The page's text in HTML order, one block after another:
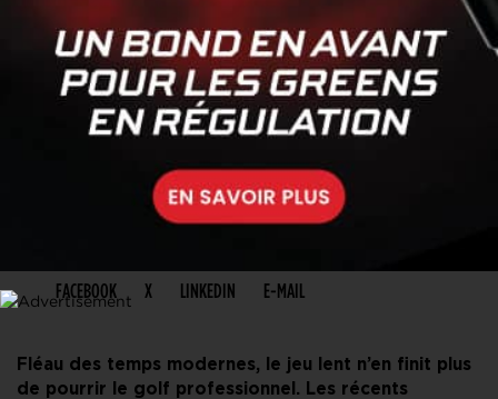
FACEBOOK X LINKEDIN E-MAIL
Fléau des temps modernes, le jeu lent n’en finit plus
de pourrir le golf professionnel. Les récents